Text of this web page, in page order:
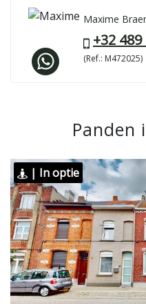
Maxime
+32
(Ref.: M472025)
Panden
| In optie